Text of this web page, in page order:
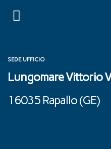
SEDE UFFICIO
Lungomare Vittorio
16035 Rapallo (GE) ‎